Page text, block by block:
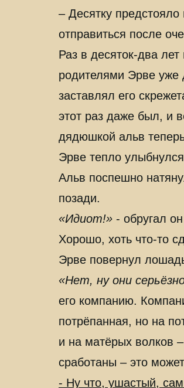
– Десятку
отправиться после
Раз в десяток-два
родителями Эрве уже
заставлял его
этот раз даже был, и
дядюшкой альв
Эрве тепло
Альв поспешно
позади.
«Идиот!» - обругал
Хорошо, хоть что-то
Эрве повернул
«Нет, ну они
его компанию.
потрёпанная, но на
и на матёрых волков
сработаны – это
- Ну что, ушастый,